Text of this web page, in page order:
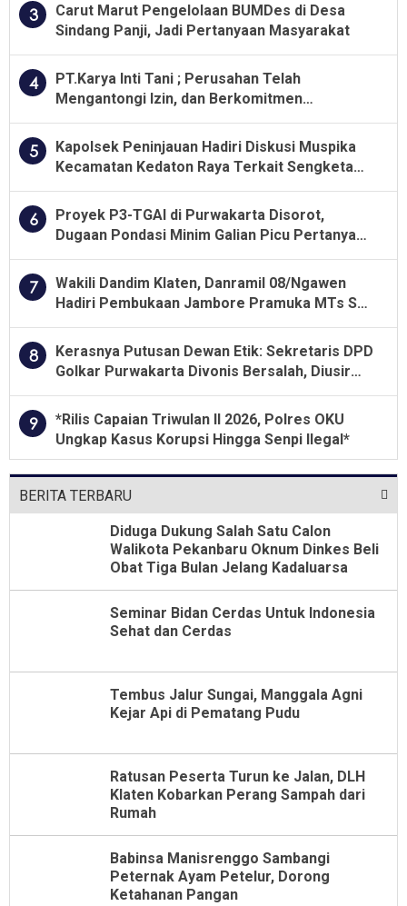
3
Carut Marut Pengelolaan BUMDes di Desa
Sindang Panji, Jadi Pertanyaan Masyarakat
4
PT.Karya Inti Tani ; Perusahan Telah
Mengantongi Izin, dan Berkomitmen
5
Kapolsek Peninjauan Hadiri Diskusi Muspika
Kecamatan Kedaton Raya Terkait Sengketa
6
Proyek P3-TGAI di Purwakarta Disorot,
Dugaan Pondasi Minim Galian Picu Pertanyaan
7
Wakili Dandim Klaten, Danramil 08/Ngawen
Hadiri Pembukaan Jambore Pramuka MTs Se-
8
Kerasnya Putusan Dewan Etik: Sekretaris DPD
Golkar Purwakarta Divonis Bersalah, Diusir
9
*Rilis Capaian Triwulan II 2026, Polres OKU
Ungkap Kasus Korupsi Hingga Senpi Ilegal*
BERITA TERBARU
Diduga Dukung Salah Satu Calon
Walikota Pekanbaru Oknum Dinkes Beli
Obat Tiga Bulan Jelang Kadaluarsa
Seminar Bidan Cerdas Untuk Indonesia
Sehat dan Cerdas
Tembus Jalur Sungai, Manggala Agni
Kejar Api di Pematang Pudu
Ratusan Peserta Turun ke Jalan, DLH
Klaten Kobarkan Perang Sampah dari
Rumah
Babinsa Manisrenggo Sambangi
Peternak Ayam Petelur, Dorong
Ketahanan Pangan